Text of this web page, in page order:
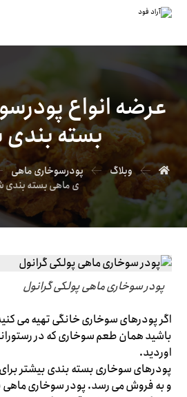
عرضه انواع
بسته
وبلاگ پودرسوخاری ماهی
ی ماهی بسته بندی
پودر سوخاری ماهی پولکی گرانول
اگر پودرهای سوخاری خانگی تهیه می
باشید همان طعم سوخاری که در
اوردید.
پودرهای سوخاری بسته بندی بیشتر برای
و به فروش می رسد. پودر سوخاری ماهی